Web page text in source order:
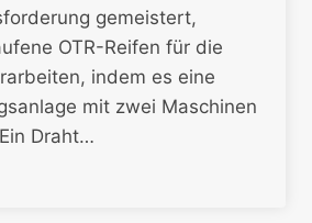
gemeistert,
OTR-Reifen für die
indem es eine
mit zwei Maschinen
Draht…